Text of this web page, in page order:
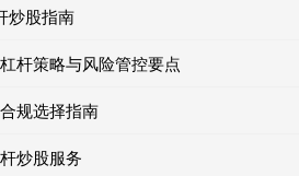
炒股指南
杆策略与风险管控要点
规选择指南
炒股服务